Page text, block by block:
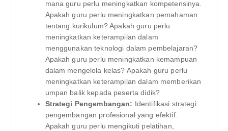
mana guru perlu meningkatkan kompetensinya.
Apakah guru perlu meningkatkan pemahaman
tentang kurikulum? Apakah guru perlu
meningkatkan keterampilan dalam
menggunakan teknologi dalam pembelajaran?
Apakah guru perlu meningkatkan kemampuan
dalam mengelola kelas? Apakah guru perlu
meningkatkan keterampilan dalam memberikan
umpan balik kepada peserta didik?
Strategi Pengembangan: Identifikasi strategi
pengembangan profesional yang efektif.
Apakah guru perlu mengikuti pelatihan,